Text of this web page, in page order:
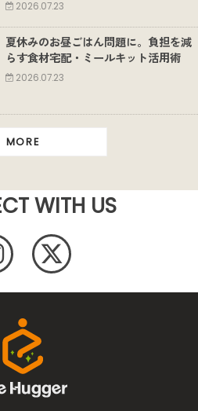
2026.07.23
夏休みのお昼ごはん問題に。負担を減
らす食材宅配・ミールキット活用術
2026.07.23
MORE
WITH US